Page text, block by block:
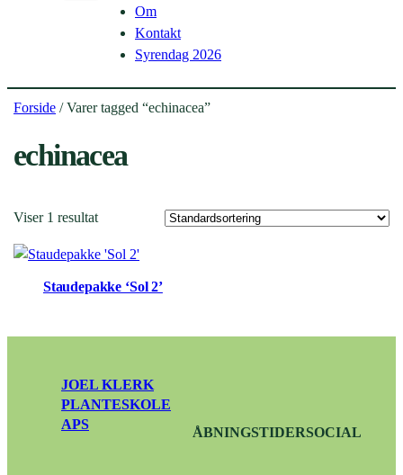
Om
Kontakt
Syrendag 2026
Forside / Varer tagged “echinacea”
echinacea
Viser 1 resultat
Staudepakke ‘Sol 2’
JOEL KLERK
PLANTESKOLE
APS
ÅBNINGSTIDERSOCIAL